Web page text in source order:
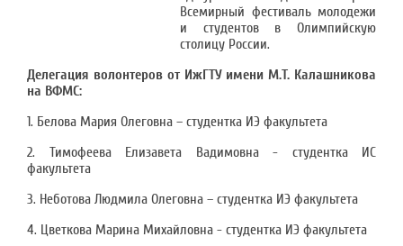
Всемирный фестиваль молодежи
и студентов в Олимпийскую
столицу России.
Делегация волонтеров от ИжГТУ имени М.Т. Калашникова
на ВФМС:
1. Белова Мария Олеговна – студентка ИЭ факультета
2. Тимофеева Елизавета Вадимовна - студентка ИС
факультета
3. Неботова Людмила Олеговна – студентка ИЭ факультета
4. Цветкова Марина Михайловна - студентка ИЭ факультета